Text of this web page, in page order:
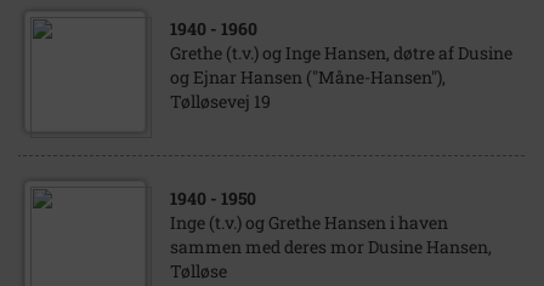
1940 - 1960
Grethe (t.v.) og Inge Hansen, døtre af Dusine
og Ejnar Hansen ("Måne-Hansen"),
Tølløsevej 19
1940 - 1950
Inge (t.v.) og Grethe Hansen i haven
sammen med deres mor Dusine Hansen,
Tølløse